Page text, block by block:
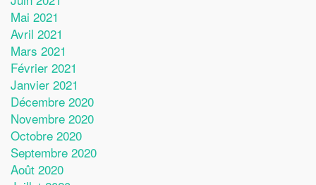
Mai 2021
Avril 2021
Mars 2021
Février 2021
Janvier 2021
Décembre 2020
Novembre 2020
Octobre 2020
Septembre 2020
Août 2020